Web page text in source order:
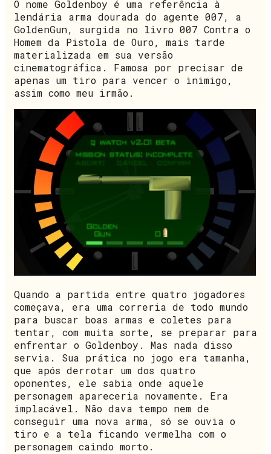
O nome Goldenboy é uma referência à
lendária arma dourada do agente 007, a
GoldenGun, surgida no livro 007 Contra o
Homem da Pistola de Ouro, mais tarde
materializada em sua versão
cinematográfica. Famosa por precisar de
apenas um tiro para vencer o inimigo,
assim como meu irmão.
Quando a partida entre quatro jogadores
começava, era uma correria de todo mundo
para buscar boas armas e coletes para
tentar, com muita sorte, se preparar para
enfrentar o Goldenboy. Mas nada disso
servia. Sua prática no jogo era tamanha,
que após derrotar um dos quatro
oponentes, ele sabia onde aquele
personagem apareceria novamente. Era
implacável. Não dava tempo nem de
conseguir uma nova arma, só se ouvia o
tiro e a tela ficando vermelha com o
personagem caindo morto.